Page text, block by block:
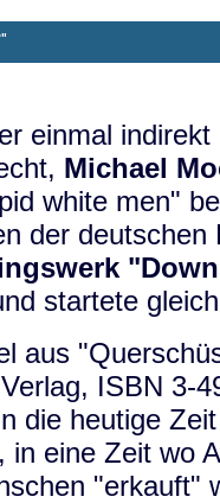
einmal
Michael
white men"
der
startete
aus
ISBN 3-
die heutige
in eine Zeit wo
"erkauft"